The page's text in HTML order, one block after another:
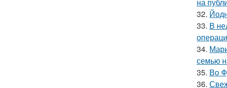
32.
33. В
34.
семью
35. Во
36.